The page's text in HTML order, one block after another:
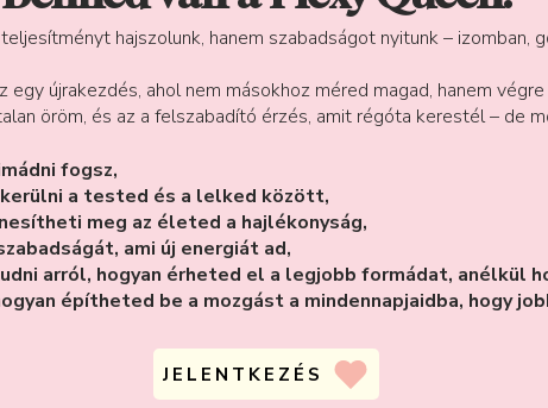
hajszolunk, hanem szabadságot nyitunk – izomban,
egy újrakezdés, ahol nem másokhoz méred magad, hanem
öröm, és az a felszabadító érzés, amit régóta kerestél – de
fogsz,
a tested és a lelked között,
meg az életed a hajlékonyság,
ami új energiát ad,
arról, hogyan érheted el a legjobb formádat, anélkül
építheted be a mozgást a mindennapjaidba, hogy
JELENTKEZÉS